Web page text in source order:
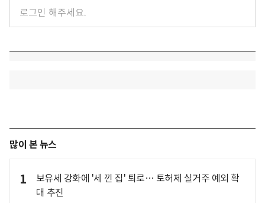
많이 본 뉴스
1
보유세 강화에 '세 낀 집' 퇴로… 토허제 실거주 예외 확
대 추진